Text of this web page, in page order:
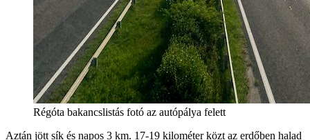
Régóta bakancslistás fotó az autópálya felett
Aztán jött sík és napos 3 km. 17-19 kilométer közt az erdőben halad